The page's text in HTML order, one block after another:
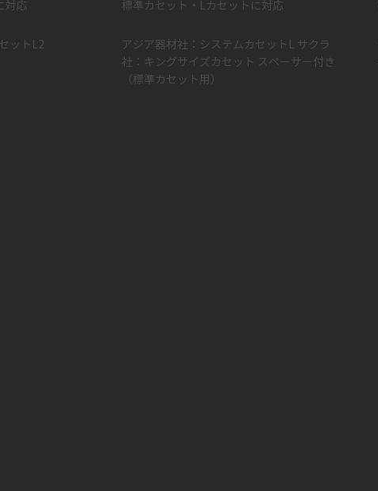
対応
ットL2
標準カセット・Lカセットに対応
アジア器材社：システムカセットL サクラ
社：キングサイズカセット スペーサー付き
（標準カセット用）